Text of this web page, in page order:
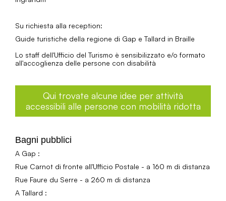
Su richiesta alla reception:
Guide turistiche della regione di Gap e Tallard in Braille
Lo staff dell'Ufficio del Turismo è sensibilizzato e/o formato
all'accoglienza delle persone con disabilità
Qui trovate alcune idee per attività
accessibili alle persone con mobilità ridotta
Bagni pubblici
A Gap :
Rue Carnot di fronte all'Ufficio Postale - a 160 m di distanza
Rue Faure du Serre - a 260 m di distanza
A Tallard :